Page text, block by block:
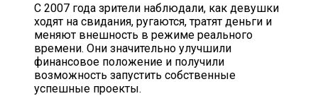
С 2007 года зрители наблюдали, как девушки
ходят на свидания, ругаются, тратят деньги и
меняют внешность в режиме реального
времени. Они значительно улучшили
финансовое положение и получили
возможность запустить собственные
успешные проекты.